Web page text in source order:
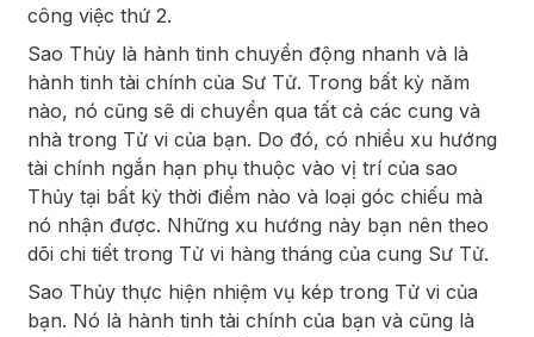
công việc thứ 2.
Sao Thủy là hành tinh chuyển động nhanh và là
hành tinh tài chính của Sư Tử. Trong bất kỳ năm
nào, nó cũng sẽ di chuyển qua tất cả các cung và
nhà trong Tử vi của bạn. Do đó, có nhiều xu hướng
tài chính ngắn hạn phụ thuộc vào vị trí của sao
Thủy tại bất kỳ thời điểm nào và loại góc chiếu mà
nó nhận được. Những xu hướng này bạn nên theo
dõi chi tiết trong Tử vi hàng tháng của cung Sư Tử.
Sao Thủy thực hiện nhiệm vụ kép trong Tử vi của
bạn. Nó là hành tinh tài chính của bạn và cũng là